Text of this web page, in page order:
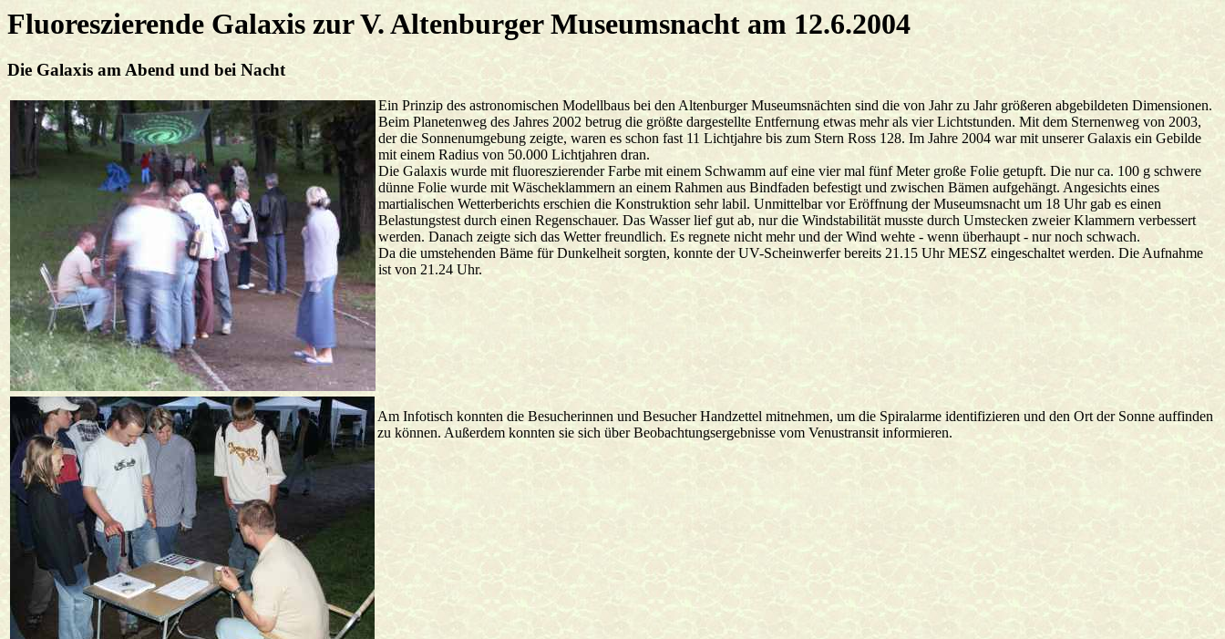
Fluoreszierende Galaxis zur V. Altenburger Museumsnacht am 12.6.2004
Die Galaxis am Abend und bei Nacht
Ein Prinzip des astronomischen Modellbaus bei den Altenburger Museumsnächten sind die von Jahr zu Jahr größeren abgebildeten Dimensionen.
Beim Planetenweg des Jahres 2002 betrug die größte dargestellte Entfernung etwas mehr als vier Lichtstunden. Mit dem Sternenweg von 2003,
der die Sonnenumgebung zeigte, waren es schon fast 11 Lichtjahre bis zum Stern Ross 128. Im Jahre 2004 war mit unserer Galaxis ein Gebilde
mit einem Radius von 50.000 Lichtjahren dran.
Die Galaxis wurde mit fluoreszierender Farbe mit einem Schwamm auf eine vier mal fünf Meter große Folie getupft. Die nur ca. 100 g schwere
dünne Folie wurde mit Wäscheklammern an einem Rahmen aus Bindfaden befestigt und zwischen Bämen aufgehängt. Angesichts eines
martialischen Wetterberichts erschien die Konstruktion sehr labil. Unmittelbar vor Eröffnung der Museumsnacht um 18 Uhr gab es einen
Belastungstest durch einen Regenschauer. Das Wasser lief gut ab, nur die Windstabilität musste durch Umstecken zweier Klammern verbessert
werden. Danach zeigte sich das Wetter freundlich. Es regnete nicht mehr und der Wind wehte - wenn überhaupt - nur noch schwach.
Da die umstehenden Bäme für Dunkelheit sorgten, konnte der UV-Scheinwerfer bereits 21.15 Uhr MESZ eingeschaltet werden. Die Aufnahme
ist von 21.24 Uhr.
Am Infotisch konnten die Besucherinnen und Besucher Handzettel mitnehmen, um die Spiralarme identifizieren und den Ort der Sonne auffinden
zu können. Außerdem konnten sie sich über Beobachtungsergebnisse vom Venustransit informieren.